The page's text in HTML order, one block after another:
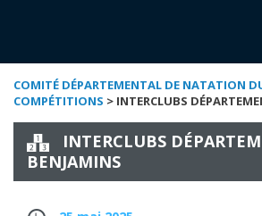
COMITÉ DÉPARTEMENTAL DE NATATION
COMPÉTITIONS > INTERCLUBS
INTERCLUBS
BENJAMINS